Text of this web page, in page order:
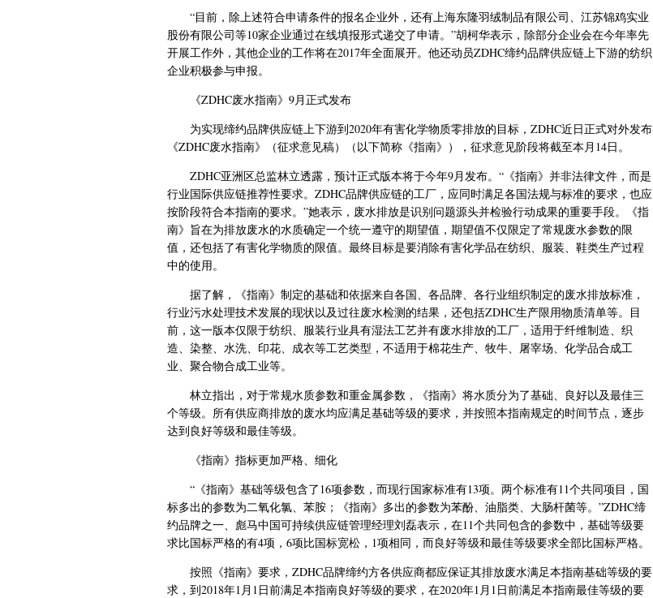
“目前，除上述符合申请条件的报名企业外，还有上海东隆羽绒制品有限公司、江苏锦鸡实业
股份有限公司等10家企业通过在线填报形式递交了申请。”胡柯华表示，除部分企业会在今年率先
开展工作外，其他企业的工作将在2017年全面展开。他还动员ZDHC缔约品牌供应链上下游的纺织
企业积极参与申报。
《ZDHC废水指南》9月正式发布
为实现缔约品牌供应链上下游到2020年有害化学物质零排放的目标，ZDHC近日正式对外发布
《ZDHC废水指南》（征求意见稿）（以下简称《指南》），征求意见阶段将截至本月14日。
ZDHC亚洲区总监林立透露，预计正式版本将于今年9月发布。“《指南》并非法律文件，而是
行业国际供应链推荐性要求。ZDHC品牌供应链的工厂，应同时满足各国法规与标准的要求，也应
按阶段符合本指南的要求。”她表示，废水排放是识别问题源头并检验行动成果的重要手段。《指
南》旨在为排放废水的水质确定一个统一遵守的期望值，期望值不仅限定了常规废水参数的限
值，还包括了有害化学物质的限值。最终目标是要消除有害化学品在纺织、服装、鞋类生产过程
中的使用。
据了解，《指南》制定的基础和依据来自各国、各品牌、各行业组织制定的废水排放标准，
行业污水处理技术发展的现状以及过往废水检测的结果，还包括ZDHC生产限用物质清单等。目
前，这一版本仅限于纺织、服装行业具有湿法工艺并有废水排放的工厂，适用于纤维制造、织
造、染整、水洗、印花、成衣等工艺类型，不适用于棉花生产、牧牛、屠宰场、化学品合成工
业、聚合物合成工业等。
林立指出，对于常规水质参数和重金属参数，《指南》将水质分为了基础、良好以及最佳三
个等级。所有供应商排放的废水均应满足基础等级的要求，并按照本指南规定的时间节点，逐步
达到良好等级和最佳等级。
《指南》指标更加严格、细化
“《指南》基础等级包含了16项参数，而现行国家标准有13项。两个标准有11个共同项目，国
标多出的参数为二氧化氯、苯胺；《指南》多出的参数为苯酚、油脂类、大肠杆菌等。”ZDHC缔
约品牌之一、彪马中国可持续供应链管理经理刘磊表示，在11个共同包含的参数中，基础等级要
求比国标严格的有4项，6项比国标宽松，1项相同，而良好等级和最佳等级要求全部比国标严格。
按照《指南》要求，ZDHC品牌缔约方各供应商都应保证其排放废水满足本指南基础等级的要
求，到2018年1月1日前满足本指南良好等级的要求，在2020年1月1日前满足本指南最佳等级的要